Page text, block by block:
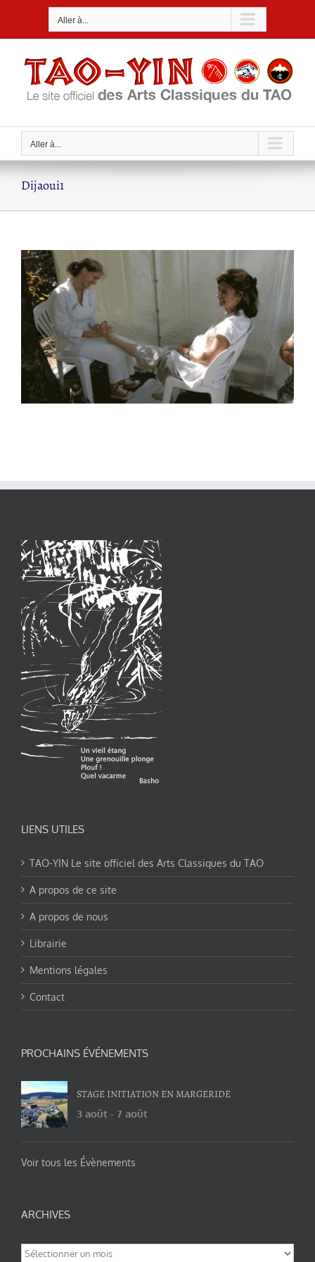
Aller à...
Aller à...
Dijaoui1
LIENS UTILES
TAO-YIN Le site officiel des Arts Classiques du TAO
A propos de ce site
A propos de nous
Librairie
Mentions légales
Contact
PROCHAINS ÉVÉNEMENTS
STAGE INITIATION EN MARGERIDE
3 août - 7 août
Voir tous les Évènements
ARCHIVES
Archives